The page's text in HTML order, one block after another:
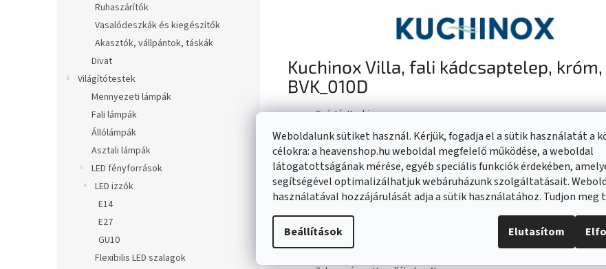
Weboldalunk sütiket használ. Kérjük, fogadja el a sütik használatát a
célokra: a heavenshop.hu weboldal megfelelő működése, a weboldal
látogatottságának mérése, egyéb speciális funkciók érdekében,
segítségével optimalizálhatjuk webáruházunk szolgáltatásait.
használatával hozzájárulását adja a sütik használatához. Tudjon meg
Beállítások Elutasítom
Ruhaszárítók
Vasalódeszkák és kiegészítők
Akasztók, vállpántok, táskák
Divat
Világítótestek
Mennyezeti lámpák
Fali lámpák
Állólámpák
Asztali lámpák
LED fényforrások
LED izzók
E14
E27
GU10
Flexibilis LED szalagok
Kuchinox Villa, fali kádcsaptelep, króm,
BVK_010D
Gyártó: Kuchinox
Felületkezelés: Króm
Rögzítési mód: Falra szerelhető
Kádcsaptelep típusa: Egykaros
Kifolyó típusa: Fix
Fej átmérője (mm): 35
Fej típusa: Kerámia
Európai minőségű fej: Igen
Kifolyócső nyúlása (mm): 193
Akkumulátor teljes magassága (mm): 125